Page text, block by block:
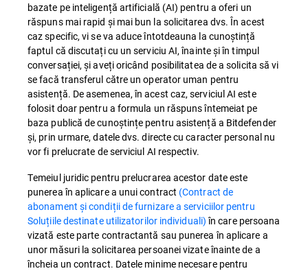
bazate pe inteligență artificială (AI) pentru a oferi un
răspuns mai rapid și mai bun la solicitarea dvs. În acest
caz specific, vi se va aduce întotdeauna la cunoștință
faptul că discutați cu un serviciu AI, înainte și în timpul
conversației, și aveți oricând posibilitatea de a solicita să vi
se facă transferul către un operator uman pentru
asistență. De asemenea, în acest caz, serviciul AI este
folosit doar pentru a formula un răspuns întemeiat pe
baza publică de cunoștințe pentru asistență a Bitdefender
și, prin urmare, datele dvs. directe cu caracter personal nu
vor fi prelucrate de serviciul AI respectiv.
Temeiul juridic pentru prelucrarea acestor date este
punerea în aplicare a unui contract (Contract de
abonament și condiții de furnizare a serviciilor pentru
Soluțiile destinate utilizatorilor individuali) în care persoana
vizată este parte contractantă sau punerea în aplicare a
unor măsuri la solicitarea persoanei vizate înainte de a
încheia un contract. Datele minime necesare pentru